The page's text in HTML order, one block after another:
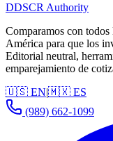
DDSCR Authority
Comparamos con
América para que los
Editorial neutral,
emparejamiento de
🇺🇸 EN|🇲🇽 ES
(989) 662-1099